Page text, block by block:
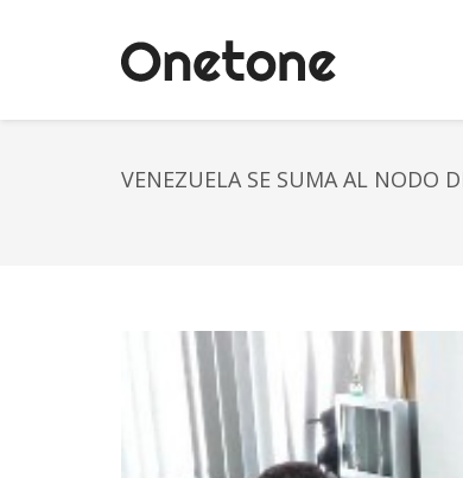
VENEZUELA SE SUMA AL NODO